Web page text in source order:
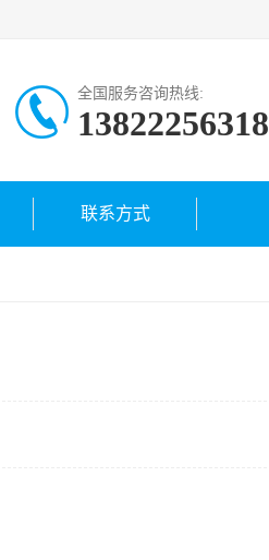
全国服务咨询热线:
13822256318
联系方式